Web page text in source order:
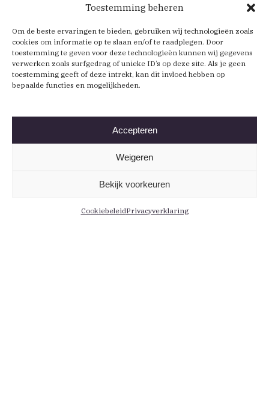
Toestemming beheren
Om de beste ervaringen te bieden, gebruiken wij technologieën zoals
cookies om informatie op te slaan en/of te raadplegen. Door
toestemming te geven voor deze technologieën kunnen wij gegevens
verwerken zoals surfgedrag of unieke ID’s op deze site. Als je geen
toestemming geeft of deze intrekt, kan dit invloed hebben op
bepaalde functies en mogelijkheden.
Accepteren
Weigeren
Bekijk voorkeuren
CookiebeleidPrivacyverklaring